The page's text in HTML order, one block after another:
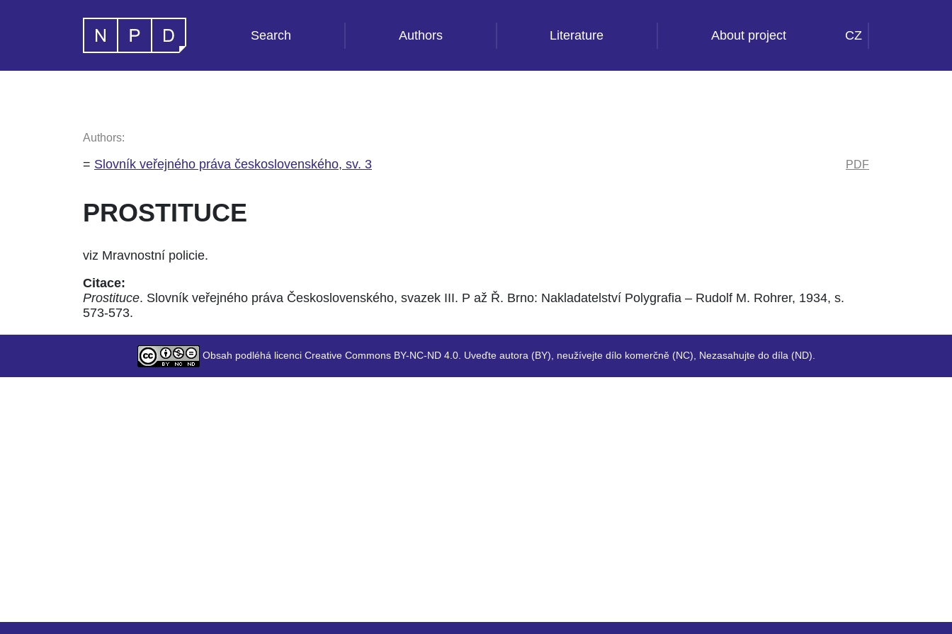
Search Authors Literature About project CZ
Authors:
= Slovník veřejného práva československého, sv. 3 PDF
PROSTITUCE
viz Mravnostní policie.
Citace:
Prostituce. Slovník veřejného práva Československého, svazek III. P až Ř. Brno: Nakladatelství Polygrafia – Rudolf M. Rohrer, 1934, s.
573-573.
Obsah podléhá licenci Creative Commons BY-NC-ND 4.0. Uveďte autora (BY), neužívejte dílo komerčně (NC), Nezasahujte do díla (ND).